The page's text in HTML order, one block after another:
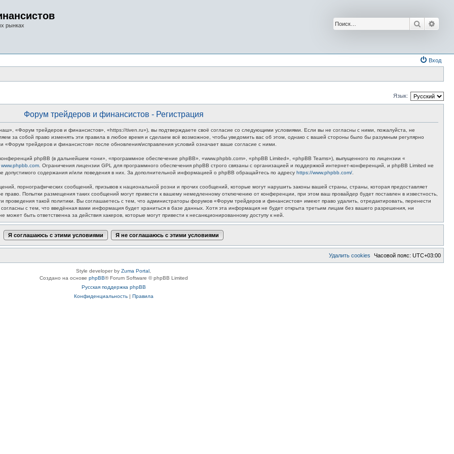
рынках Поиск
Вход
Язык:
Форум трейдеров и финансистов - Регистрация
«Форум трейдеров и финансистов», «https://tiven.ru»), вы подтверждаете своё согласие со следующими условиями. Если вы не согласны с ними, пожалуйста, не
за собой право изменять эти правила в любое время и сделаем всё возможное, чтобы уведомить вас об этом, однако с вашей стороны было бы разумным регулярно
«Форум трейдеров и финансистов» после обновления/исправления условий означает ваше согласие с ними.
phpBB (в дальнейшем «они», «программное обеспечение phpBB», «www.phpbb.com», «phpBB Limited», «phpBB Teams»), выпущенного по лицензии «
www.phpbb.com . Ограничения лицензии GPL для программного обеспечения phpBB строго связаны с организацией и поддержкой интернет-конференций, и phpBB Limited не
допустимого содержания и/или поведения в них. За дополнительной информацией о phpBB обращайтесь по адресу https://www.phpbb.com/
порнографических сообщений, призывов к национальной розни и прочих сообщений, которые могут нарушить законы вашей страны, страны, которая предоставляет
Попытки размещения таких сообщений могут привести к вашему немедленному отключению от конференции, при этом ваш провайдер будет поставлен в известность,
такой политики. Вы соглашаетесь с тем, что администраторы форумов «Форум трейдеров и финансистов» имеют право удалить, отредактировать, перенести
с тем, что введённая вами информация будет храниться в базе данных. Хотя эта информация не будет открыта третьим лицам без вашего разрешения, ни
быть ответственна за действия хакеров, которые могут привести к несанкционированному доступу к ней.
Часовой пояс: UTC+03:00
Удалить cookies
Style developer by Zuma Portal
Создано на основе phpBB® Forum Software © phpBB Limited
Русская поддержка phpBB
Конфиденциальность| Правила